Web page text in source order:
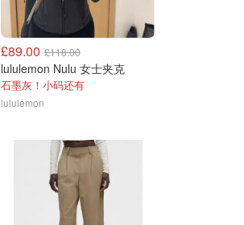
£89.00 £118.00
lululemon Nulu 女士夹克
石墨灰！小码还有
lululemon